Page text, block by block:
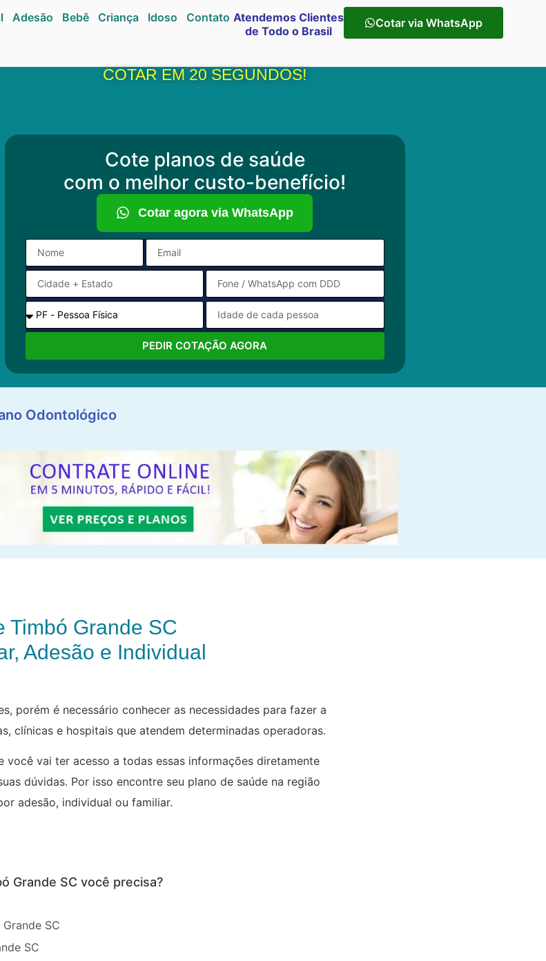
Adesão Bebê Criança Idoso Contato Atendemos Clientes
de Todo o Brasil
Cotar via WhatsApp
COTAR EM 20 SEGUNDOS!
Cote planos de saúde
com o melhor custo-benefício!
Cotar agora via WhatsApp
PEDIR COTAÇÃO AGORA
Odontológico
Timbó Grande SC
Adesão e Individual
porém é necessário conhecer as necessidades para fazer a
clínicas e hospitais que atendem determinadas operadoras.
vai ter acesso a todas essas informações diretamente
dúvidas. Por isso encontre seu plano de saúde na região
adesão, individual ou familiar.
Grande SC você precisa?
SC
SC